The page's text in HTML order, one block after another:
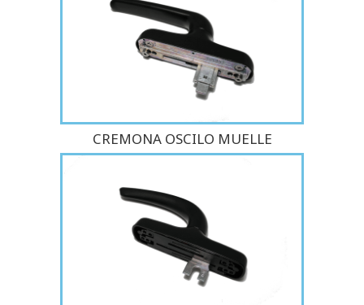
CREMONA OSCILO MUELLE